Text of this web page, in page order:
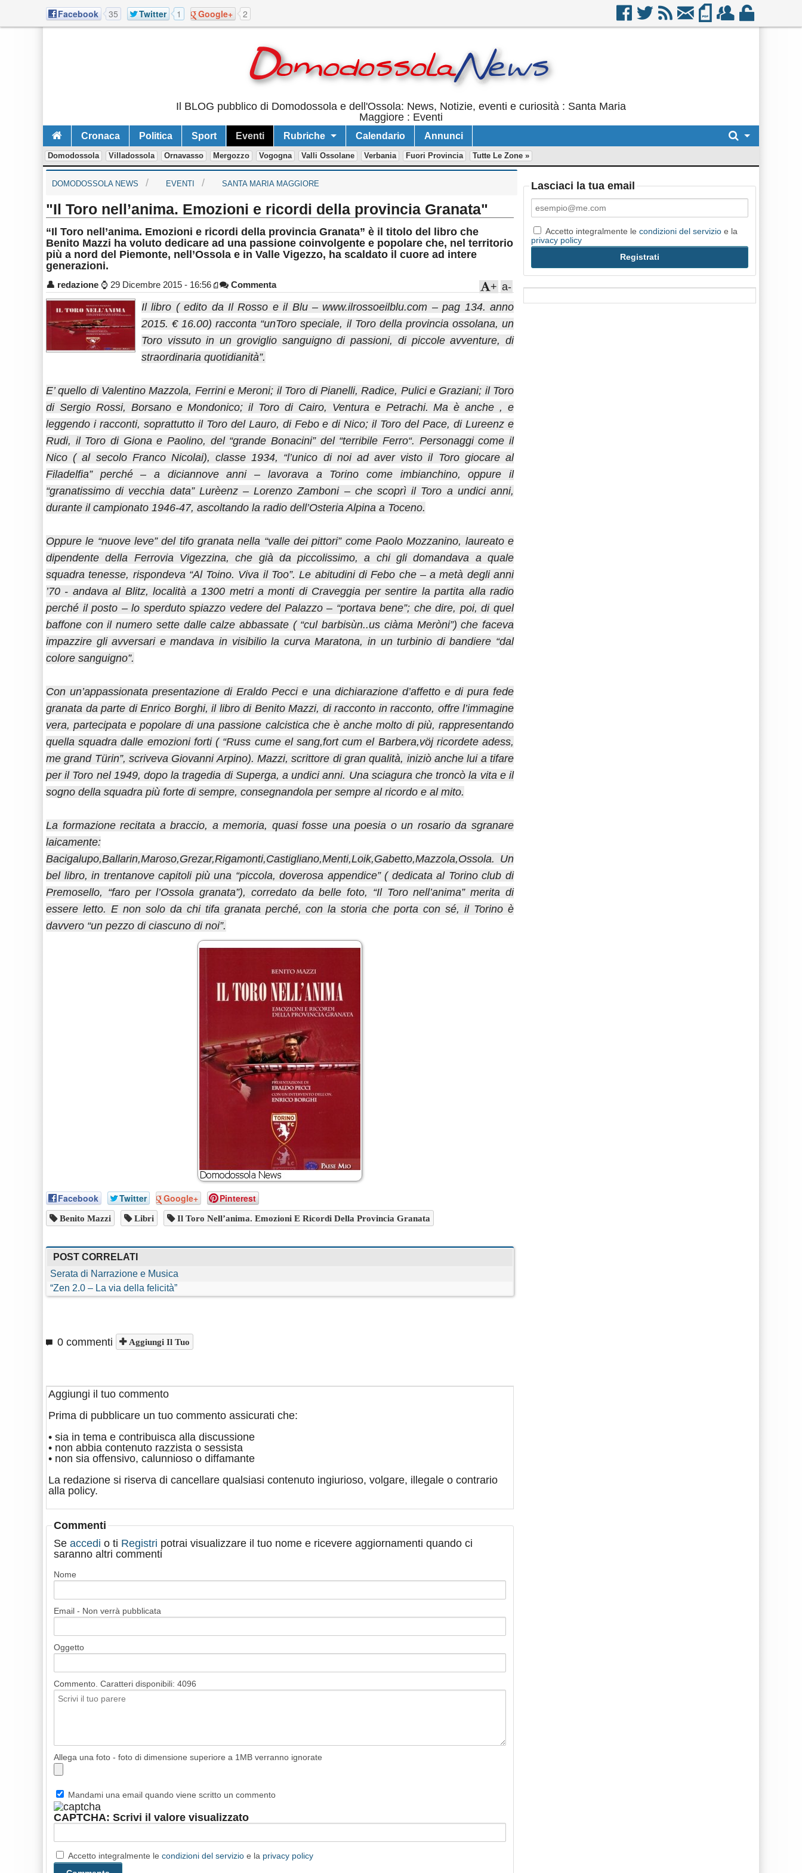
Facebook 35 Twitter 1 Google+ 2
Il BLOG pubblico di Domodossola e dell'Ossola: News, Notizie, eventi e curiosità : Santa Maria
Maggiore : Eventi
Cronaca Politica Sport Eventi Rubriche Calendario Annunci
Domodossola Villadossola Ornavasso Mergozzo Vogogna Valli Ossolane Verbania Fuori Provincia Tutte Le Zone »
DOMODOSSOLA NEWS EVENTI SANTA MARIA MAGGIORE
"Il Toro nell’anima. Emozioni e ricordi della provincia Granata"
“Il Toro nell’anima. Emozioni e ricordi della provincia Granata” è il titolo del libro che
Benito Mazzi ha voluto dedicare ad una passione coinvolgente e popolare che, nel territorio
più a nord del Piemonte, nell’Ossola e in Valle Vigezzo, ha scaldato il cuore ad intere
generazioni.
👤 redazione ⌚ 29 Dicembre 2015 - 16:56 Commenta a-
+
Il libro ( edito da Il Rosso e il Blu – www.ilrossoeilblu.com – pag 134. anno
2015. € 16.00) racconta “unToro speciale, il Toro della provincia ossolana, un
Toro vissuto in un groviglio sanguigno di passioni, di piccole avventure, di
straordinaria quotidianità”.
E’ quello di Valentino Mazzola, Ferrini e Meroni; il Toro di Pianelli, Radice, Pulici e Graziani; il Toro
di Sergio Rossi, Borsano e Mondonico; il Toro di Cairo, Ventura e Petrachi. Ma è anche , e
leggendo i racconti, soprattutto il Toro del Lauro, di Febo e di Nico; il Toro del Pace, di Lureenz e
Rudi, il Toro di Giona e Paolino, del “grande Bonacini” del “terribile Ferro“. Personaggi come il
Nico ( al secolo Franco Nicolai), classe 1934, “l’unico di noi ad aver visto il Toro giocare al
Filadelfia” perché – a diciannove anni – lavorava a Torino come imbianchino, oppure il
“granatissimo di vecchia data” Lurèenz – Lorenzo Zamboni – che scoprì il Toro a undici anni,
durante il campionato 1946-47, ascoltando la radio dell’Osteria Alpina a Toceno.
Oppure le “nuove leve” del tifo granata nella “valle dei pittori” come Paolo Mozzanino, laureato e
dipendente della Ferrovia Vigezzina, che già da piccolissimo, a chi gli domandava a quale
squadra tenesse, rispondeva “Al Toino. Viva il Too”. Le abitudini di Febo che – a metà degli anni
’70 - andava al Blitz, località a 1300 metri a monti di Craveggia per sentire la partita alla radio
perché il posto – lo sperduto spiazzo vedere del Palazzo – “portava bene”; che dire, poi, di quel
baffone con il numero sette dalle calze abbassate ( “cul barbisùn..us ciàma Meròni”) che faceva
impazzire gli avversari e mandava in visibilio la curva Maratona, in un turbinio di bandiere “dal
colore sanguigno”.
Con un’appassionata presentazione di Eraldo Pecci e una dichiarazione d’affetto e di pura fede
granata da parte di Enrico Borghi, il libro di Benito Mazzi, di racconto in racconto, offre l’immagine
vera, partecipata e popolare di una passione calcistica che è anche molto di più, rappresentando
quella squadra dalle emozioni forti ( “Russ cume el sang,fort cum el Barbera,vöj ricordete adess,
me grand Türin”, scriveva Giovanni Arpino). Mazzi, scrittore di gran qualità, iniziò anche lui a tifare
per il Toro nel 1949, dopo la tragedia di Superga, a undici anni. Una sciagura che troncò la vita e il
sogno della squadra più forte di sempre, consegnandola per sempre al ricordo e al mito.
La formazione recitata a braccio, a memoria, quasi fosse una poesia o un rosario da sgranare
laicamente:
Bacigalupo,Ballarin,Maroso,Grezar,Rigamonti,Castigliano,Menti,Loik,Gabetto,Mazzola,Ossola. Un
bel libro, in trentanove capitoli più una “piccola, doverosa appendice” ( dedicata al Torino club di
Premosello, “faro per l’Ossola granata”), corredato da belle foto, “Il Toro nell’anima” merita di
essere letto. E non solo da chi tifa granata perché, con la storia che porta con sé, il Torino è
davvero “un pezzo di ciascuno di noi”.
Facebook Twitter Google+ Pinterest
Benito Mazzi Libri Il Toro Nell’anima. Emozioni E Ricordi Della Provincia Granata
POST CORRELATI
Serata di Narrazione e Musica
“Zen 2.0 – La via della felicità”
0 commenti Aggiungi Il Tuo
Aggiungi il tuo commento
Prima di pubblicare un tuo commento assicurati che:
• sia in tema e contribuisca alla discussione
• non abbia contenuto razzista o sessista
• non sia offensivo, calunnioso o diffamante
La redazione si riserva di cancellare qualsiasi contenuto ingiurioso, volgare, illegale o contrario
alla policy.
Commenti
Se accedi o ti Registri potrai visualizzare il tuo nome e ricevere aggiornamenti quando ci
saranno altri commenti
Nome
Email - Non verrà pubblicata
Oggetto
Commento. Caratteri disponibili: 4096
Allega una foto - foto di dimensione superiore a 1MB verranno ignorate
Mandami una email quando viene scritto un commento
CAPTCHA: Scrivi il valore visualizzato
Accetto integralmente le condizioni del servizio e la privacy policy
Lasciaci la tua email
Accetto integralmente lecondizioni del servizio e la
privacy policy